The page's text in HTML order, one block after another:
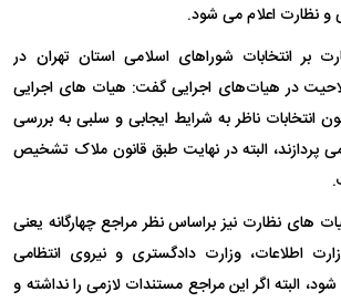
و نظارت اعلام می شود.
بر انتخابات شوراهای اسلامی استان تهران در
در هیات‌های اجرایی گفت: هیات های اجرایی
مواد 26 و 29 قانون انتخابات ناظر به شرایط ایجابی و سلبی به بررسی
پردازند، البته در نهایت طبق قانون ملاک تشخیص
های نظارت نیز براساس نظر مراجع چهارگانه یعنی
اطلاعات،‌ وزارت دادگستری و نیروی انتظامی
البته اگر این مراجع مستندات لازمی را نداشته و